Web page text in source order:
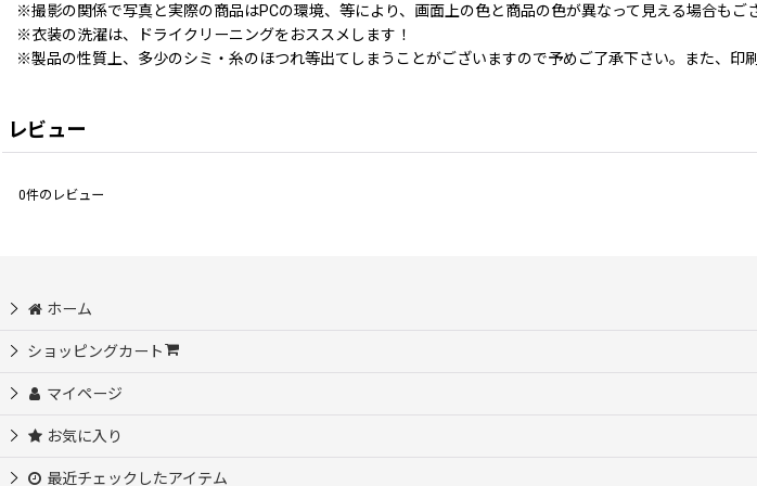
※撮影の関係で写真と実際の商品はPCの環境、等により、画面上の色と商品の色が異なって見える場合もご
※衣装の洗濯は、ドライクリーニングをおススメします！
※製品の性質上、多少のシミ・糸のほつれ等出てしまうことがございますので予めご了承下さい。また、印
レビュー
0件のレビュー
ホーム
ショッピングカート
マイページ
お気に入り
最近チェックしたアイテム